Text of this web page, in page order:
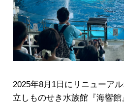
2025年8月1日にリニューア
立しものせき水族館『海響